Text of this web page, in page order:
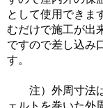
として使用できま
むだけで施工が出
ですので差し込み
す。
注）外周寸法は
ェルトを巻いた外